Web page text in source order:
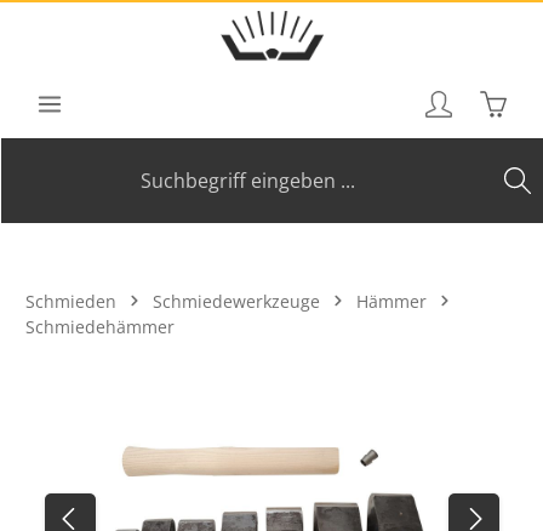
Zum Hauptinhalt springen
Schmieden Schmiedewerkzeuge
Hämmer
Schmiedehämmer